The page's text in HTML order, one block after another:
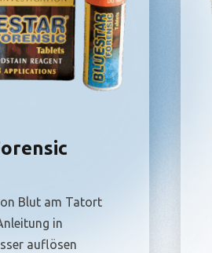
Blut am Tatort
in
auflösen